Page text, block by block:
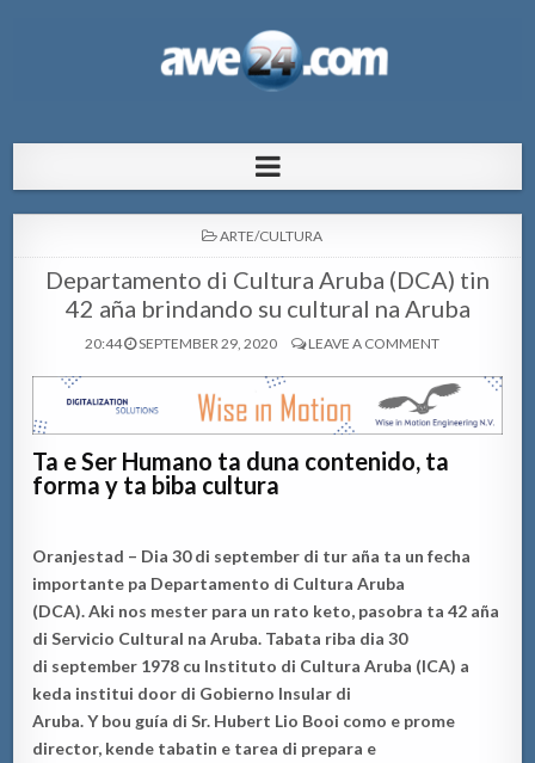
pa Aruba
POSTED
ARTE/CULTURA
Departamento di Cultura Aruba (DCA) tin
42 aña brindando su cultural na Aruba
20:44 SEPTEMBER 29, 2020 LEAVE A COMMENT
Ta e Ser Humano ta duna contenido, ta
forma y ta biba cultura
Oranjestad – Dia 30 di september di tur aña ta un fecha
importante pa Departamento di Cultura Aruba
(DCA).Aki nos mester para un rato keto, pasobra ta42 aña
di Servicio Cultural na Aruba. Tabata riba dia 30
di september 1978 cu Instituto di Cultura Aruba (ICA) a
keda institui door di Gobierno Insular di
Aruba.Ybou guía di Sr. Hubert Lio Booi como e prome
director, kende tabatin e tarea di prepara e